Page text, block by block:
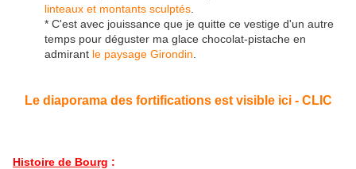
linteaux et montants sculptés
* C'est avec jouissance que je quitte ce vestige d'un autre
temps pour déguster ma glace chocolat-pistache en
admirant le paysage Girondin
Le diaporama des fortifications est visible ici - CLIC
Histoire de Bourg :